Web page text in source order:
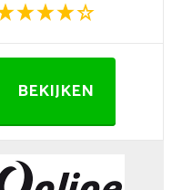
BEKIJKEN